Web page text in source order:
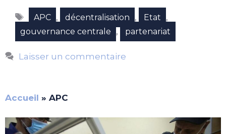
Étiquettes
APC , décentralisation , Etat ,
gouvernance centrale , partenariat
Laisser un commentaire
Accueil » APC